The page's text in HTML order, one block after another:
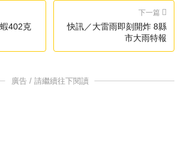
402克
下一篇
快訊／大雷雨即刻開炸 8縣
市大雨特報
廣告 / 請繼續往下閱讀